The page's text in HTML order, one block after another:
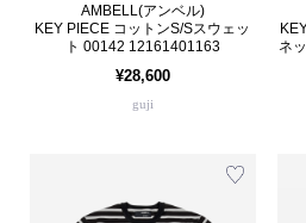
AMBELL(アンベル)
KEY PIECE コットンS/Sスウェッ
ト 00142 12161401163
¥28,600
guji
ネ